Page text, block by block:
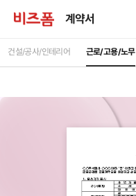
계약서
건설/공사/인테리어 근로/고용/노무